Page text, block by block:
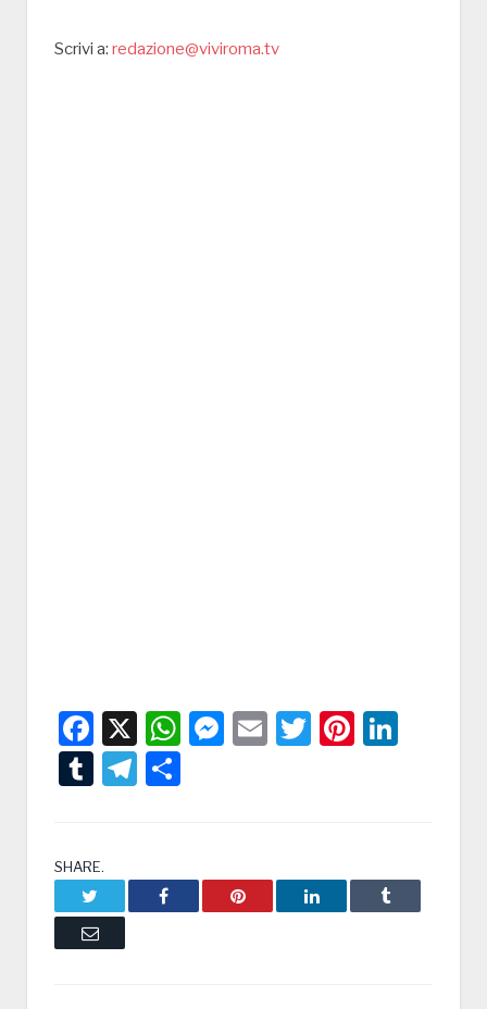
Scrivi a: redazione@viviroma.tv
Facebook
X WhatsApp
Messenger
EmailTwitter
TumblrTelegram
SHARE.
Facebook Pinterest LinkedIn Tumblr
Email